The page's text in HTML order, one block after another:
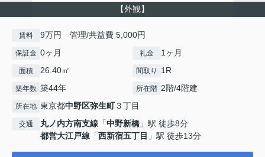
【外観】
賃料 9万円 管理/共益費 5,000円
保証金 0ヶ月 礼金 1ヶ月
面積 26.40㎡ 間取り 1R
築年数 築44年 所在階 2階/4階建
所在地 東京都中野区弥生町３丁目
交通 丸ノ内方南支線 「中野新橋 」駅 徒歩8分
都営大江戸線 「西新宿五丁目 」駅 徒歩13分